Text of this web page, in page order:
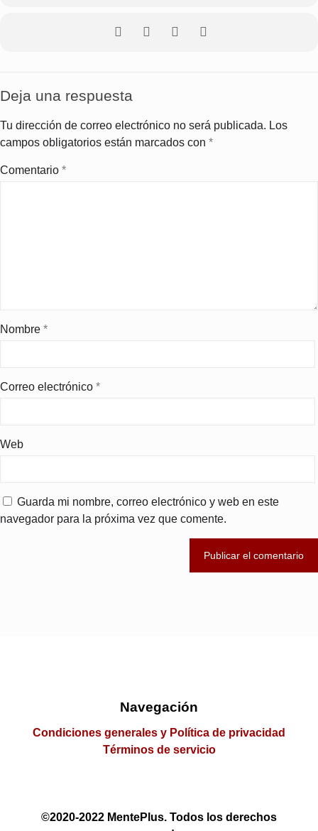
Deja una respuesta
Tu dirección de correo electrónico no será publicada. Los
campos obligatorios están marcados con *
Comentario *
Nombre *
Correo electrónico *
Web
Guarda mi nombre, correo electrónico y web en este
navegador para la próxima vez que comente.
Navegación
Condiciones generales y Política de privacidad
Términos de servicio
©2020-2022 MentePlus. Todos los derechos